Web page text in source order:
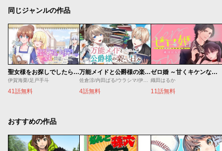
同じジャンルの作品
聖女様をお探しでしたら妹で間違いありません。さあどうぞお連れください、今すぐ。
伊賀海栗/足戸手斗
41話無料
万能メイドと公爵様の楽しい日々
佐倉涼/内田ぱる/ウラシマ/伊藤テリヤキ
4話無料
ゼロ婚 ～甘くキケンな極秘任務～
織田はるか
11話無料
おすすめの作品